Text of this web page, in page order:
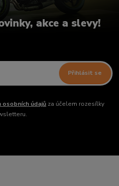
akce a slevy!
Přihlásit se
osobních údajůza účelem rozesílky